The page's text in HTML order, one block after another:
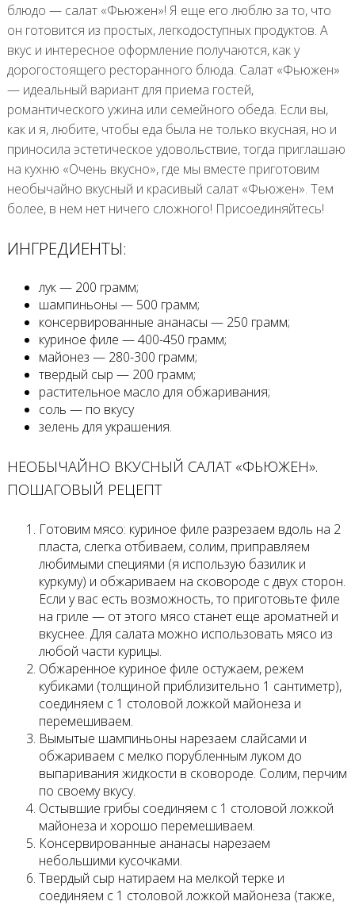
блюдо — салат «Фьюжен»! Я еще его люблю за то, что
он готовится из простых, легкодоступных продуктов. А
вкус и интересное оформление получаются, как у
дорогостоящего ресторанного блюда. Салат «Фьюжен»
— идеальный вариант для приема гостей,
романтического ужина или семейного обеда. Если вы,
как и я, любите, чтобы еда была не только вкусная, но и
приносила эстетическое удовольствие, тогда приглашаю
на кухню «Очень вкусно», где мы вместе приготовим
необычайно вкусный и красивый салат «Фьюжен». Тем
более, в нем нет ничего сложного! Присоединяйтесь!
ИНГРЕДИЕНТЫ:
лук — 200 грамм;
шампиньоны — 500 грамм;
консервированные ананасы — 250 грамм;
куриное филе — 400-450 грамм;
майонез — 280-300 грамм;
твердый сыр — 200 грамм;
растительное масло для обжаривания;
соль — по вкусу
зелень для украшения.
НЕОБЫЧАЙНО ВКУСНЫЙ САЛАТ «ФЬЮЖЕН».
ПОШАГОВЫЙ РЕЦЕПТ
Готовим мясо: куриное филе разрезаем вдоль на 2
пласта, слегка отбиваем, солим, приправляем
любимыми специями (я использую базилик и
куркуму) и обжариваем на сковороде с двух сторон.
Если у вас есть возможность, то приготовьте филе
на гриле — от этого мясо станет еще ароматней и
вкуснее. Для салата можно использовать мясо из
любой части курицы.
Обжаренное куриное филе остужаем, режем
кубиками (толщиной приблизительно 1 сантиметр),
соединяем с 1 столовой ложкой майонеза и
перемешиваем.
Вымытые шампиньоны нарезаем слайсами и
обжариваем с мелко порубленным луком до
выпаривания жидкости в сковороде. Солим, перчим
по своему вкусу.
Остывшие грибы соединяем с 1 столовой ложкой
майонеза и хорошо перемешиваем.
Консервированные ананасы нарезаем
небольшими кусочками.
Твердый сыр натираем на мелкой терке и
соединяем с 1 столовой ложкой майонеза (также,